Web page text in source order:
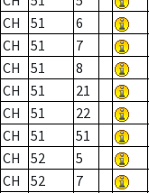
CH
51 6
CH
51 7
CH
51 8
CH
51 21
CH
51 22
CH
51 51
CH
52 5
CH
52 7